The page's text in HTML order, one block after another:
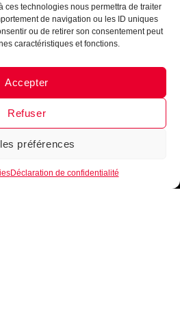
ces technologies nous permettra de traiter
de navigation ou les ID uniques
ou de retirer son consentement peut
caractéristiques et fonctions.
Accepter
Refuser
préférences
Déclaration de confidentialité
· Instagram